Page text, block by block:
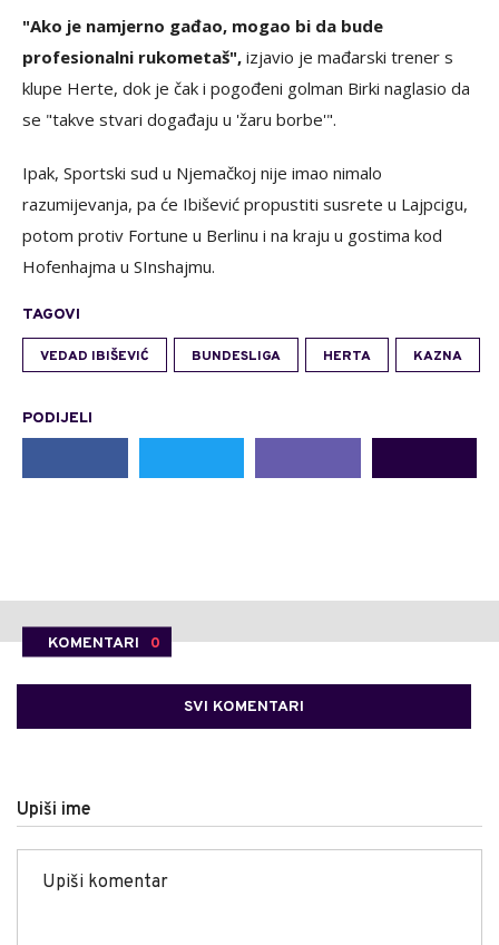
"Ako je namjerno gađao, mogao bi da bude
profesionalni rukometaš", izjavio je mađarski trener s
klupe Herte, dok je čak i pogođeni golman Birki naglasio da
se "takve stvari događaju u 'žaru borbe'".
Ipak, Sportski sud u Njemačkoj nije imao nimalo
razumijevanja, pa će Ibišević propustiti susrete u Lajpcigu,
potom protiv Fortune u Berlinu i na kraju u gostima kod
Hofenhajma u SInshajmu.
TAGOVI
VEDAD IBIŠEVIĆ BUNDESLIGA HERTA KAZNA
PODIJELI
KOMENTARI 0
SVI KOMENTARI
Upiši ime